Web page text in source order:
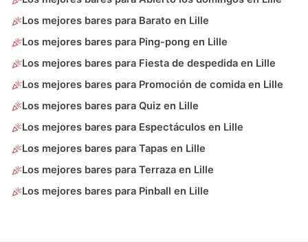
Los mejores bares para Barato en Lille
Los mejores bares para Ping-pong en Lille
Los mejores bares para Fiesta de despedida en Lille
Los mejores bares para Promoción de comida en Lille
Los mejores bares para Quiz en Lille
Los mejores bares para Espectáculos en Lille
Los mejores bares para Tapas en Lille
Los mejores bares para Terraza en Lille
Los mejores bares para Pinball en Lille